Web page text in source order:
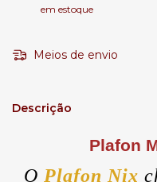
em estoque
Meios de envio
Descrição
Plafon
O Plafon Nix